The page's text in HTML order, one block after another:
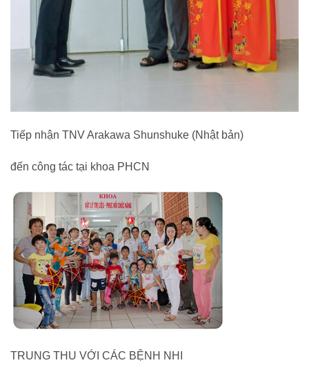
Tiếp nhận TNV Arakawa Shunshuke (Nhật bản)
đến công tác tại khoa PHCN
TRUNG THU VỚI CÁC BỆNH NHI